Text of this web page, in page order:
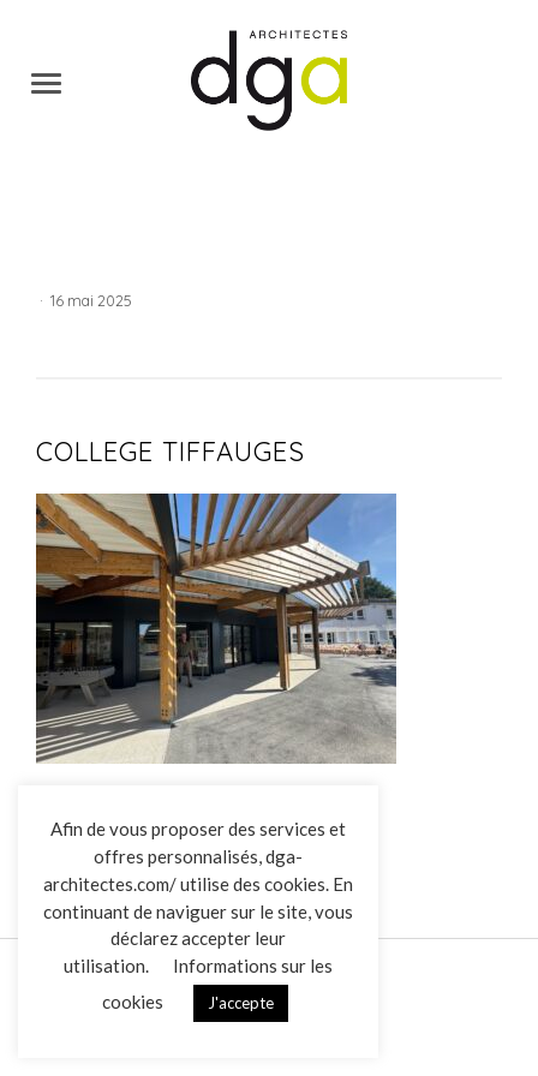
L’AGENCE
RÉALISATIONS
ACTUALITÉS
CONTACT
· 16 mai 2025
COLLEGE TIFFAUGES
Afin de vous proposer des services et
offres personnalisés, dga-
architectes.com/ utilise des cookies. En
continuant de naviguer sur le site, vous
déclarez accepter leur
utilisation.
Informations sur les
cookies
J'accepte